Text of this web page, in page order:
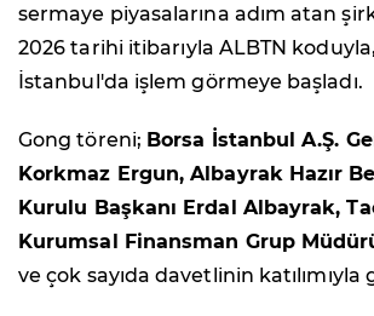
sermaye piyasalarına adım atan
2026 tarihi itibarıyla ALBTN
İstanbul'da işlem görmeye başladı.
Gong töreni; Borsa İstanbul A.Ş.
Korkmaz Ergun, Albayrak Hazır
Kurulu Başkanı Erdal Albayrak,
Kurumsal Finansman Grup
ve çok sayıda davetlinin katılımıyla